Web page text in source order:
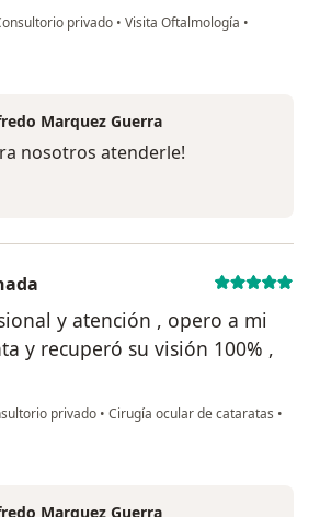
privado • Visita Oftalmología •
Moya
Marquez Guerra
nosotros atenderle!
y atención , opero a mi
y recuperó su visión 100% ,
privado • Cirugía ocular de cataratas •
eliminada
Marquez Guerra